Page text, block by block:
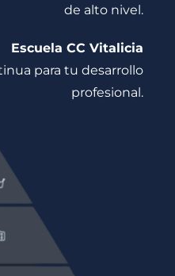
de alto nivel.
Escuela CC Vitalicia
para tu desarrollo
profesional.